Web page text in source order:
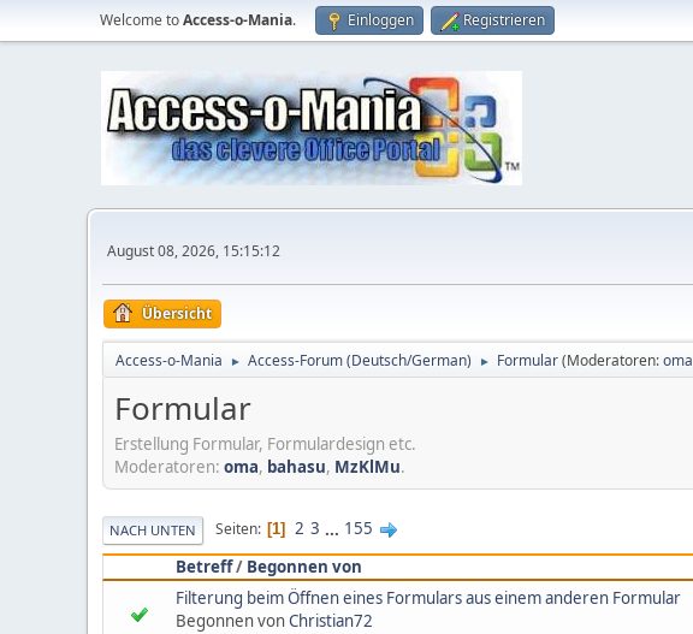
Welcome toAccess-o-Mania. Einloggen Registrieren
August 08, 2026, 15:15:12
Übersicht
Access-o-Mania ► Access-Forum (Deutsch/German) ► Formular(Moderatoren:oma
Formular
Erstellung Formular, Formulardesign etc.
Moderatoren: oma, bahasu, MzKlMu.
NACH UNTEN Seiten 1 2 3 ... 155
Betreff/ Begonnen von
Filterung beim Öffnen eines Formulars aus einem anderen Formular
Begonnen vonChristian72